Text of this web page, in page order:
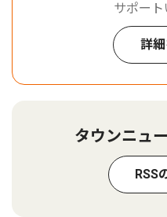
サポート
詳
タウンニュ
RSS